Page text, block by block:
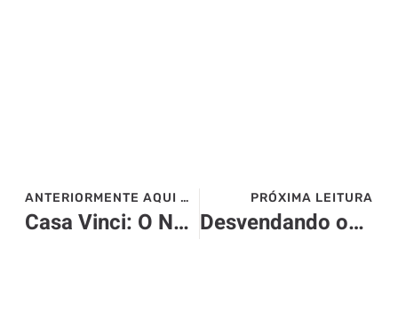
ANTERIORMENTE AQUI NO SITE>>>
Casa Vinci: O Novo Epicentro da Gastronomia Curitibana
PRÓXIMA LEITURA
Desvendando os vinhos da Emilia-Romagna